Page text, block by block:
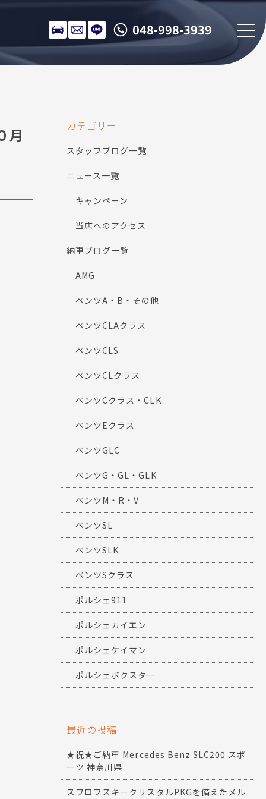
048-998-3939
月 カテゴリー
スタッフブログ一覧
ニュース一覧
キャンペーン
当店へのアクセス
納車ブログ一覧
AMG
ベンツA・B・その他
ベンツCLAクラス
ベンツCLS
ベンツCLクラス
ベンツCクラス・CLK
ベンツEクラス
ベンツGLC
ベンツG・GL・GLK
ベンツM・R・V
ベンツSL
ベンツSLK
ベンツSクラス
ポルシェ911
ポルシェカイエン
ポルシェケイマン
ポルシェボクスター
最近の投稿
★祝★ご納車 Mercedes Benz SLC200 スポ
ーツ 神奈川県
スワロフスキークリスタルPKGを備えたメル